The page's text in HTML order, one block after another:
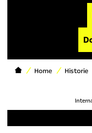
Home Historie